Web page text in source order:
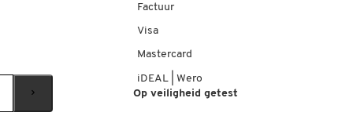
Factuur
Visa
Mastercard
iDEAL | Wero
Op veiligheid getest